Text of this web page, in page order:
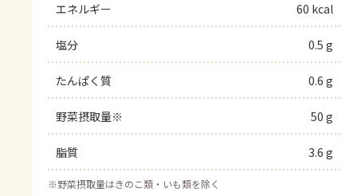
エネルギー 60 kcal
塩分 0.5 g
たんぱく質 0.6 g
野菜摂取量※ 50 g
脂質 3.6 g
※野菜摂取量はきのこ類・いも類を除く